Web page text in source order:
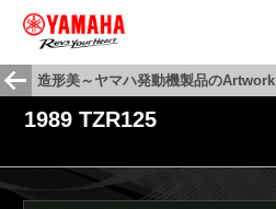
造形美～ヤマハ発動機製品のArtwork
1989 TZR125